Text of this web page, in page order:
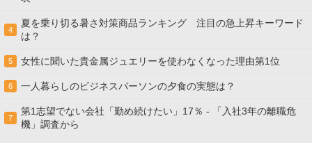
4
夏を乗り切る暑さ対策商品ランキング 注目の急上昇キーワード
は？
5 女性に聞いた貴金属ジュエリーを使わなくなった理由第1位
6 一人暮らしのビジネスパーソンの夕食の実態は？
7
第1志望でない会社「勤め続けたい」17％ - 「入社3年の離職危
機」調査から